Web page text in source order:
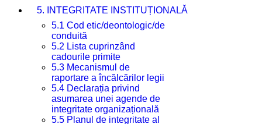
5. INTEGRITATE INSTITUȚIONALĂ
5.1 Cod etic/deontologic/de
conduită
5.2 Lista cuprinzând
cadourile primite
5.3 Mecanismul de
raportare a încălcărilor legii
5.4 Declarația privind
asumarea unei agende de
integritate organizațională
5.5 Planul de integritate al